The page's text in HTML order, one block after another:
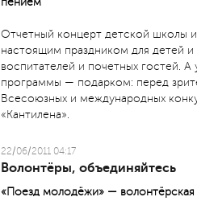
Отчетный концерт детской школы
настоящим праздником для детей и
воспитателей и почетных гостей.
программы — подарком: перед
Всесоюзных и международных
«Кантилена».
22/06/2011 04:17
Волонтёры, объединяйтесь
«Поезд молодёжи» — волонтёрская